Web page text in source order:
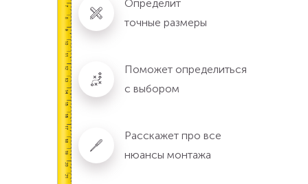
Определит
точные размеры
Поможет определиться
с выбором
Расскажет про все
нюансы монтажа